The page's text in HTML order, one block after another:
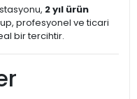
2 yıl ürün
profesyonel ve ticari
bir tercihtir.